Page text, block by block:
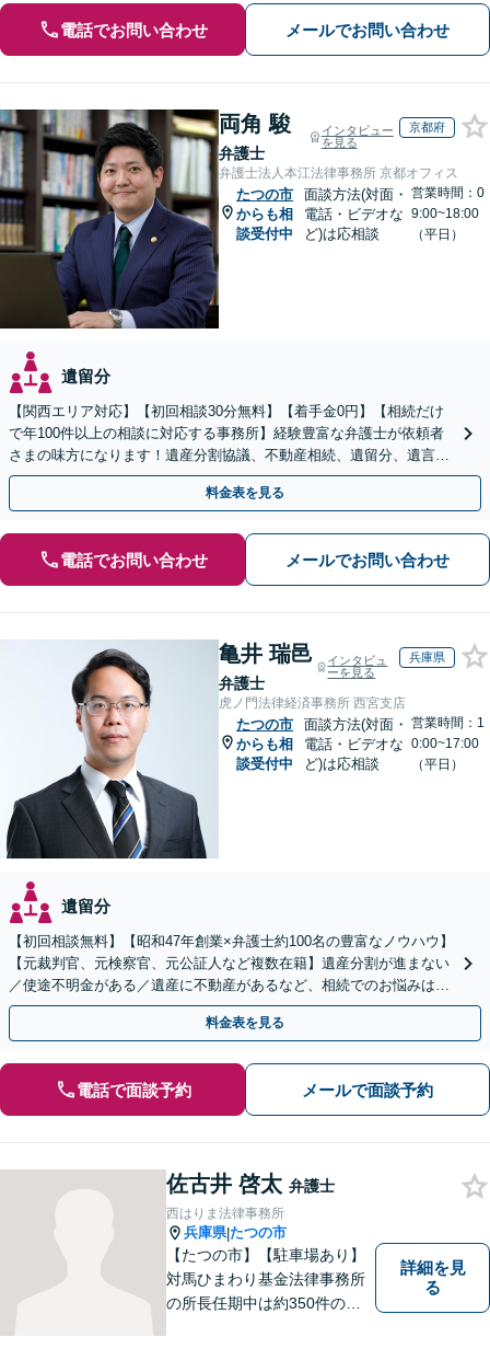
電話でお問い合わせ メールでお問い合わせ
両角 駿
弁護士
インタビュー
を見る
京都府
弁護士法人本江法律事務所 京都オフィス
たつの市
からも相
談受付中
面談方法(対面・
電話・ビデオな
ど)は応相談
営業時間：0
9:00~18:00
（平日）
遺留分
【関西エリア対応】【初回相談30分無料】【着手金0円】【相続だけ
で年100件以上の相談に対応する事務所】経験豊富な弁護士が依頼者
さまの味方になります！遺産分割協議、不動産相続、遺留分、遺言書
の作成など【烏丸御池駅7分】
料金表を見る
電話でお問い合わせ メールでお問い合わせ
亀井 瑞邑
弁護士
インタビュ
ーを見る
兵庫県
虎ノ門法律経済事務所 西宮支店
たつの市
からも相
談受付中
面談方法(対面・
電話・ビデオな
ど)は応相談
営業時間：1
0:00~17:00
（平日）
遺留分
【初回相談無料】【昭和47年創業×弁護士約100名の豊富なノウハウ】
【元裁判官、元検察官、元公証人など複数在籍】遺産分割が進まない
／使途不明金がある／遺産に不動産があるなど、相続でのお悩みはご
相談ください【他士業連携で登記・税も対応】
料金表を見る
電話で面談予約 メールで面談予約
佐古井 啓太 弁護士
西はりま法律事務所
兵庫県|たつの市
【たつの市】【駐車場あり】
対馬ひまわり基金法律事務所
の所長任期中は約350件のご
詳細を見
る